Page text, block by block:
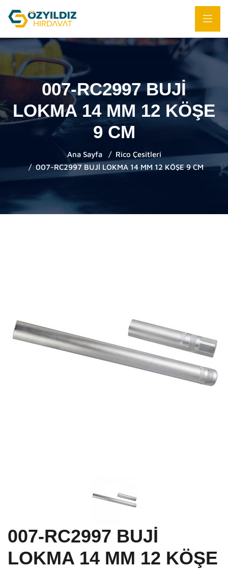
007-RC2997 BUJİ
LOKMA 14 MM 12 KÖŞE
9 CM
Ana Sayfa
Rico Çesitleri
007-RC2997 BUJİ LOKMA 14 MM 12 KÖŞE 9 CM
007-RC2997 BUJİ
LOKMA 14 MM 12 KÖŞE